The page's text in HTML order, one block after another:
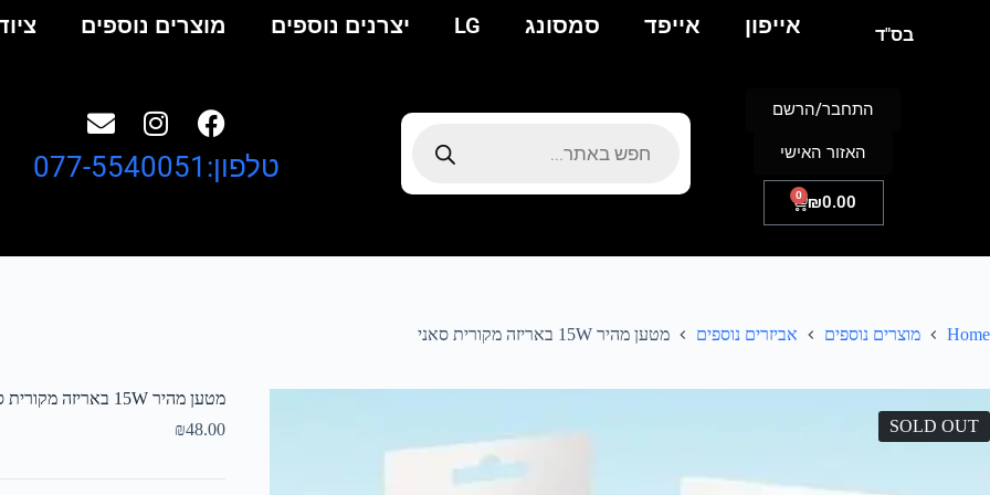
אייפון אייפד סמסונג LG יצרנים נוספים מוצרים נוספים בס"ד
₪0.00
0
התחבר/הרשם
האזור האישי טלפון:077-5540051
Home מוצרים נוספים אביזרים נוספים מטען מהיר 15W באריזה מקורית סאני
SOLD OUT
מטען מהיר 15W באריזה מקורית סאני
₪48.00